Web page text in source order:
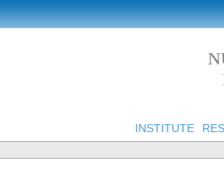
INSTITUTE